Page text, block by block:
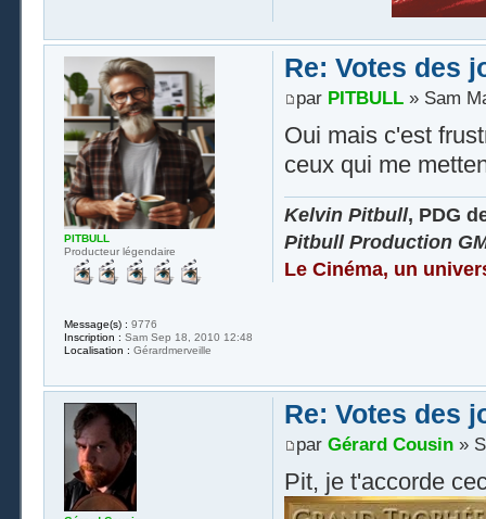
Re: Votes des
par PITBULL» Sam
Oui mais c'est
ceux qui me
Kelvin Pitbull, PDG
Pitbull Production
Le Cinéma, un
PITBULL
Producteur légendaire
Message(s) : 9776
Inscription : Sam Sep 18, 2010 12:48
Localisation : Gérardmerveille
Re: Votes des
par Gérard Cousin»
Pit, je t'accorde